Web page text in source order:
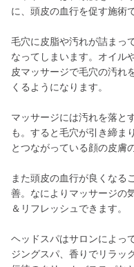
に、頭皮の血行を促す施術
毛穴に皮脂や汚れが詰まっ
なってしまいます。オイル
皮マッサージで毛穴の汚れ
くるようになります。
マッサージには汚れを落と
も。すると毛穴が引き締ま
とつながっている顔の皮膚
また頭皮の血行が良くなる
善。なによりマッサージの
＆リフレッシュできます。
ヘッドスパはサロンによっ
ジングスパ、香りでリラッ